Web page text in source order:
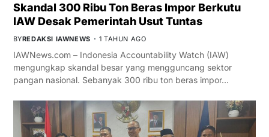
Skandal 300 Ribu Ton Beras Impor Berkutu
IAW Desak Pemerintah Usut Tuntas
BYREDAKSI IAWNEWS 1 TAHUN AGO
IAWNews.com – Indonesia Accountability Watch (IAW)
mengungkap skandal besar yang mengguncang sektor
pangan nasional. Sebanyak 300 ribu ton beras impor…